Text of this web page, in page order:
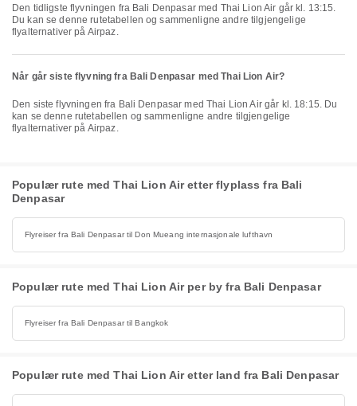
Den tidligste flyvningen fra Bali Denpasar med Thai Lion Air går kl. 13:15.
Du kan se denne rutetabellen og sammenligne andre tilgjengelige
flyalternativer på Airpaz.
Når går siste flyvning fra Bali Denpasar med Thai Lion Air?
Den siste flyvningen fra Bali Denpasar med Thai Lion Air går kl. 18:15. Du
kan se denne rutetabellen og sammenligne andre tilgjengelige
flyalternativer på Airpaz.
Populær rute med Thai Lion Air etter flyplass fra Bali
Denpasar
Flyreiser fra Bali Denpasar til Don Mueang internasjonale lufthavn
Populær rute med Thai Lion Air per by fra Bali Denpasar
Flyreiser fra Bali Denpasar til Bangkok
Populær rute med Thai Lion Air etter land fra Bali Denpasar